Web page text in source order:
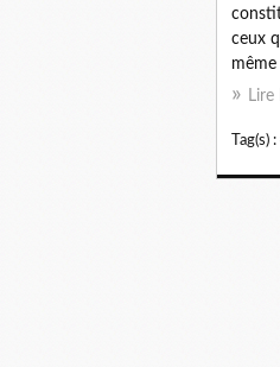
ceux
même
Lire
Tag(s) :